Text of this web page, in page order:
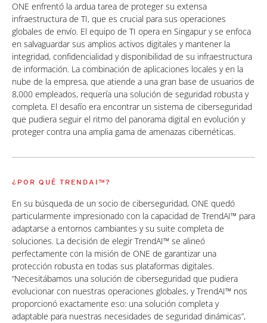
ONE enfrentó la ardua tarea de proteger su extensa
infraestructura de TI, que es crucial para sus operaciones
globales de envío. El equipo de TI opera en Singapur y se enfoca
en salvaguardar sus amplios activos digitales y mantener la
integridad, confidencialidad y disponibilidad de su infraestructura
de información. La combinación de aplicaciones locales y en la
nube de la empresa, que atiende a una gran base de usuarios de
8,000 empleados, requería una solución de seguridad robusta y
completa. El desafío era encontrar un sistema de ciberseguridad
que pudiera seguir el ritmo del panorama digital en evolución y
proteger contra una amplia gama de amenazas cibernéticas.
¿POR QUÉ TRENDAI™?
En su búsqueda de un socio de ciberseguridad, ONE quedó
particularmente impresionado con la capacidad de TrendAI™ para
adaptarse a entornos cambiantes y su suite completa de
soluciones. La decisión de elegir TrendAI™ se alineó
perfectamente con la misión de ONE de garantizar una
protección robusta en todas sus plataformas digitales.
“Necesitábamos una solución de ciberseguridad que pudiera
evolucionar con nuestras operaciones globales, y TrendAI™ nos
proporcionó exactamente eso: una solución completa y
adaptable para nuestras necesidades de seguridad dinámicas”,